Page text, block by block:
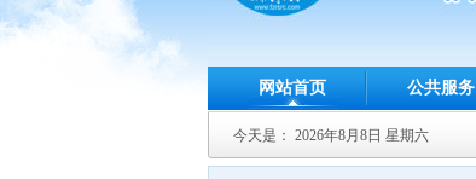
网站首页 公共服务
今天是： 2026年8月8日 星期六